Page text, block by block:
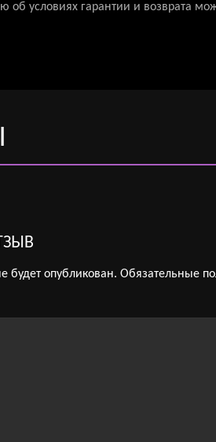
условиях гарантии и возврата
будет опубликован. Обязательные